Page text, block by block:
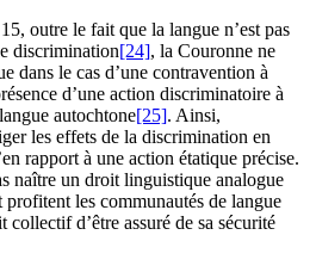
outre le fait que la langue n’est pas
discrimination[24], la Couronne ne
dans le cas d’une contravention à
d’une action discriminatoire à
autochtone[25]. Ainsi,
les effets de la discrimination en
rapport à une action étatique précise.
naître un droit linguistique analogue
les communautés de langue
d’être assuré de sa sécurité